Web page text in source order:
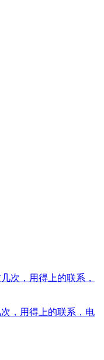
，用得上的联系，电